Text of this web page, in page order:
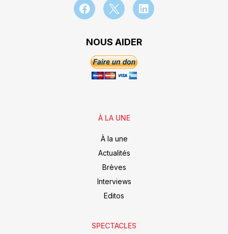
NOUS AIDER
À LA UNE
À la une
Actualités
Brèves
Interviews
Editos
SPECTACLES